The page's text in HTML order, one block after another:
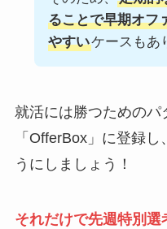
ることで早期オフ
やすいケースもあ
就活には勝つためのパ
「OfferBox」に登録
うにしましょう！
それだけで先週特別